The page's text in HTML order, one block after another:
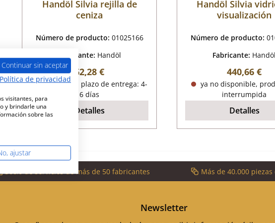
Handöl Silvia rejilla de
ceniza
Número de producto: 01025166
Fabricante: Handöl
Precio normal:
62,28 €
Disponible, plazo de entrega: 4-
6 días
Detalles
Handöl Silvia
visualización
Número de producto:
Fabricante: Handöl
Precio
440,66 €
ya no disponible,
interrumpida
Detalles
Socio de servicios de más de 50 fabricantes Más de 40.000
Newsletter
Continuar sin aceptar
Política de privacidad
visitantes, para
y brindarle una
sobre las
ajustar